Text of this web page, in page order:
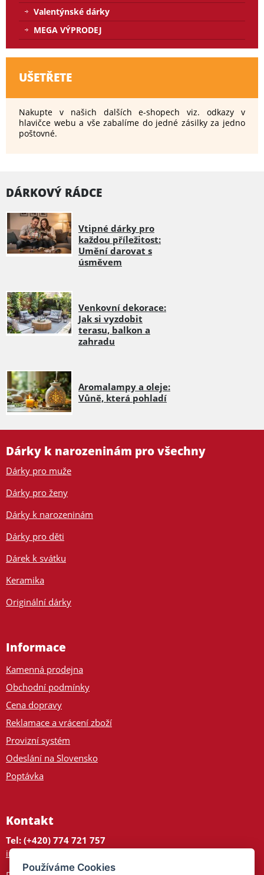
Valentýnské dárky
MEGA VÝPRODEJ
UŠETŘETE
Nakupte v našich dalších e-shopech viz. odkazy v
hlavičce webu a vše zabalíme do jedné zásilky za jedno
poštovné.
DÁRKOVÝ RÁDCE
Vtipné dárky pro
každou příležitost:
Umění darovat s
úsměvem
Venkovní dekorace:
Jak si vyzdobit
terasu, balkon a
zahradu
Aromalampy a oleje:
Vůně, která pohladí
Dárky k narozeninám pro všechny
Dárky pro muže
Dárky pro ženy
Dárky k narozeninám
Dárky pro děti
Dárek k svátku
Keramika
Originální dárky
Informace
Kamenná prodejna
Obchodní podmínky
Cena dopravy
Reklamace a vrácení zboží
Provizní systém
Odeslání na Slovensko
Poptávka
Kontakt
Tel: (+420) 774 721 757
info@tajnedarky.cz
Používáme Cookies